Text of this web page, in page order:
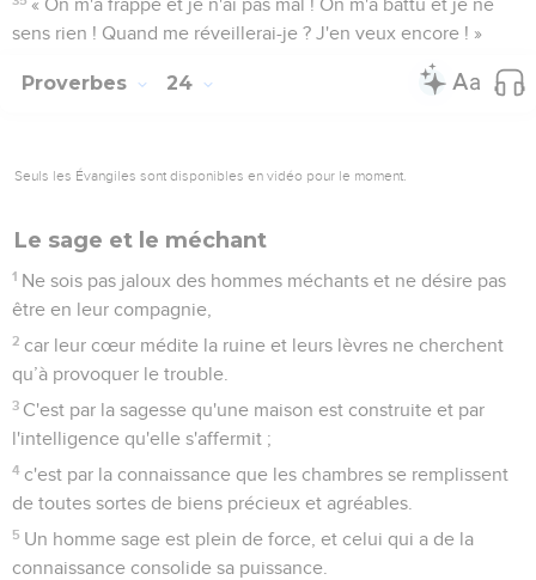
« On m'a frappé et je n'ai pas mal ! On m'a battu et je ne
sens rien ! Quand me réveillerai-je ? J'en veux encore ! »
Proverbes 24
Seuls les Évangiles sont disponibles en vidéo pour le moment.
Le sage et le méchant
1 Ne sois pas jaloux des hommes méchants et ne désire pas
être en leur compagnie,
2 car leur cœur médite la ruine et leurs lèvres ne cherchent
qu’à provoquer le trouble.
3 C'est par la sagesse qu'une maison est construite et par
l'intelligence qu'elle s'affermit ;
4 c'est par la connaissance que les chambres se remplissent
de toutes sortes de biens précieux et agréables.
5 Un homme sage est plein de force, et celui qui a de la
connaissance consolide sa puissance.